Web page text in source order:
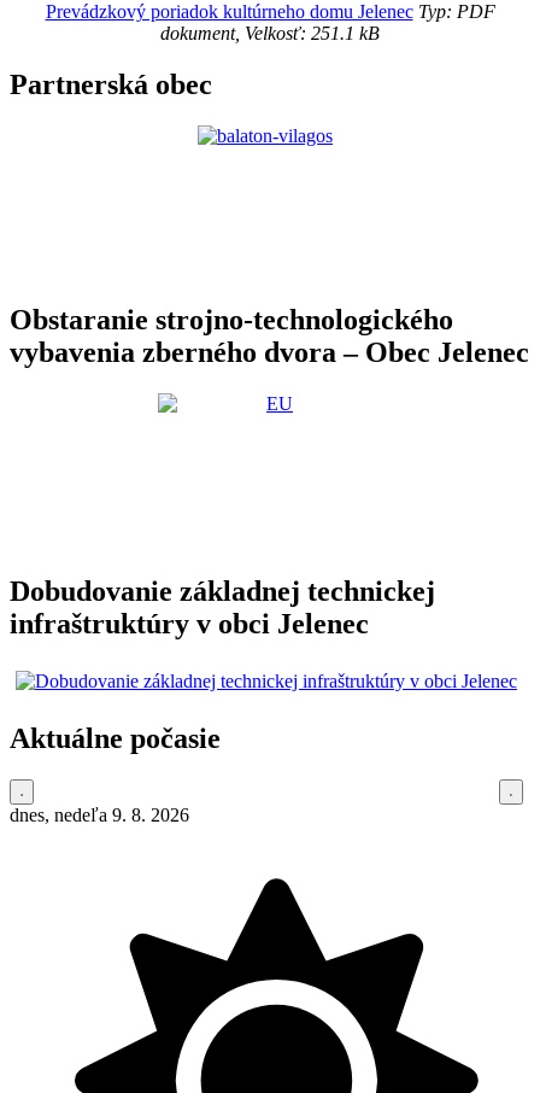
Prevádzkový poriadok kultúrneho domu JelenecTyp: PDF
dokument, Velkosť: 251.1 kB
Partnerská obec
Obstaranie strojno-technologického
vybavenia zberného dvora – Obec Jelenec
Dobudovanie základnej technickej
infraštruktúry v obci Jelenec
Aktuálne počasie
dnes, nedeľa 9. 8. 2026